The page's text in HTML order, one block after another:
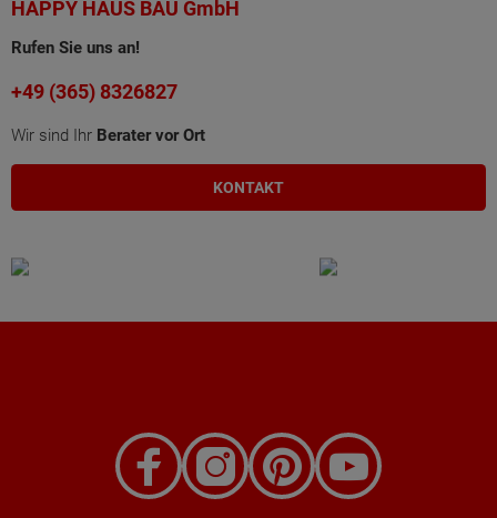
HAPPY HAUS BAU GmbH
Rufen Sie uns an!
+49 (365) 8326827
Wir sind Ihr Berater vor Ort
KONTAKT